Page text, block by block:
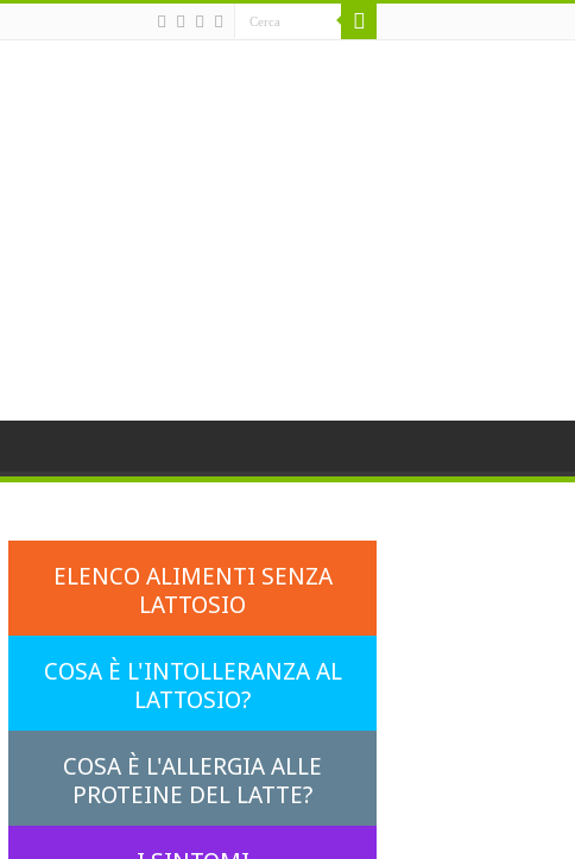
ELENCO ALIMENTI SENZA
LATTOSIO
COSA È L'INTOLLERANZA AL
LATTOSIO?
COSA È L'ALLERGIA ALLE
PROTEINE DEL LATTE?